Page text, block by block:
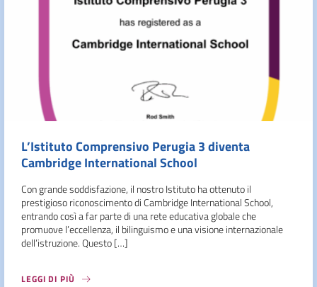
L’Istituto Comprensivo Perugia 3 diventa
Cambridge International School
Con grande soddisfazione, il nostro Istituto ha ottenuto il
prestigioso riconoscimento di Cambridge International School,
entrando così a far parte di una rete educativa globale che
promuove l’eccellenza, il bilinguismo e una visione internazionale
dell’istruzione. Questo […]
LEGGI DI PIÙ